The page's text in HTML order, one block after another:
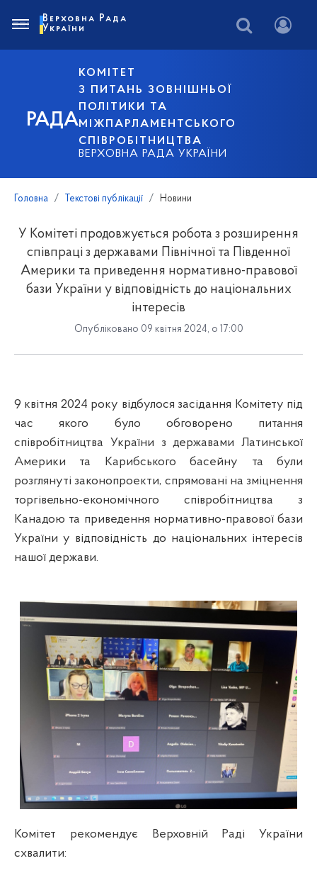
РАДА
КОМІТЕТ
З ПИТАНЬ ЗОВНІШНЬОЇ
ПОЛІТИКИ ТА
МІЖПАРЛАМЕНТСЬКОГО
СПІВРОБІТНИЦТВА
ВЕРХОВНА РАДА УКРАЇНИ
Верховна Рада
України
Головна Текстові публікації Новини
У Комітеті продовжується робота з розширення
співпраці з державами Північної та Південної
Америки та приведення нормативно-правової
бази України у відповідність до національних
інтересів
Опубліковано 09 квітня 2024, о 17:00
9 квітня 2024 року відбулося засідання Комітету під
час якого було обговорено питання
співробітництва України з державами Латинської
Америки та Карибського басейну та були
розглянуті законопроекти, спрямовані на зміцнення
торгівельно-економічного співробітництва з
Канадою та приведення нормативно-правової бази
України у відповідність до національних інтересів
нашої держави.
Комітет рекомендує Верховній Раді України
схвалити: